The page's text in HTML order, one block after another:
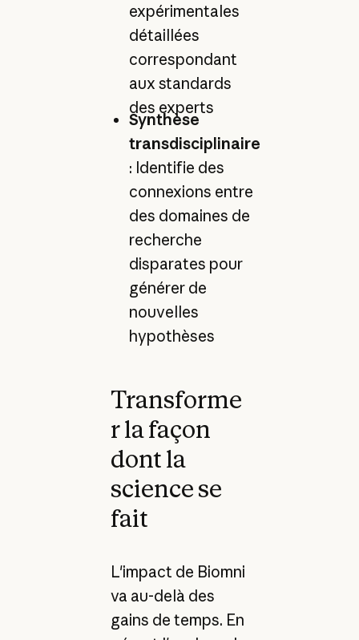
expérimentales
détaillées
correspondant
aux standards
des experts
Synthèse
transdisciplinaire
: Identifie des
connexions entre
des domaines de
recherche
disparates pour
générer de
nouvelles
hypothèses
Transforme
r la façon
dont la
science se
fait
L'impact de Biomni
va au-delà des
gains de temps. En